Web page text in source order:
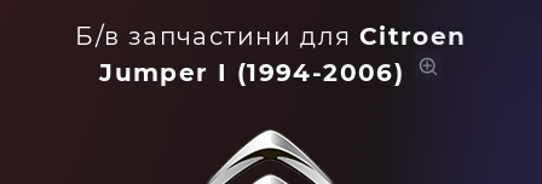
Б/в запчастини для Citroen
Jumper I (1994-2006)